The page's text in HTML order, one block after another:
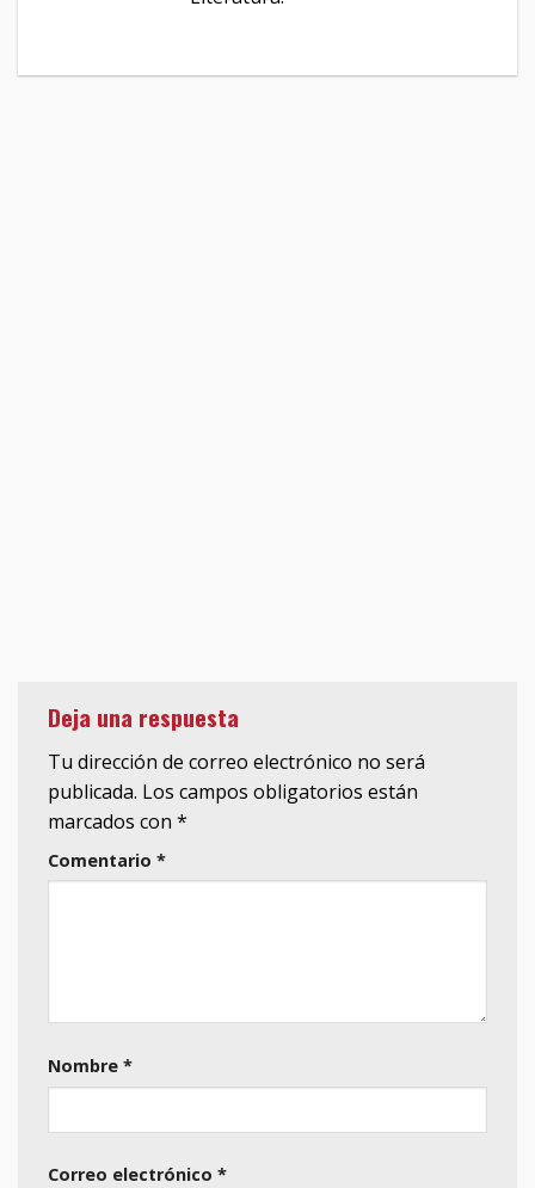
Deja una respuesta
Tu dirección de correo electrónico no será
publicada. Los campos obligatorios están
marcados con *
Comentario *
Nombre *
Correo electrónico *